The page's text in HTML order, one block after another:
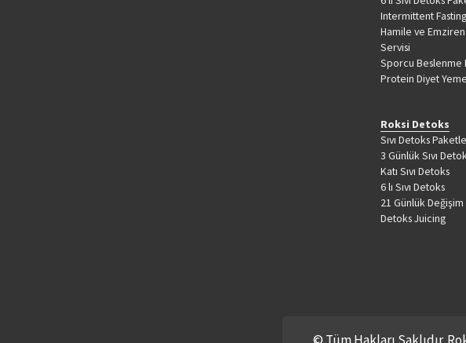
Intermittent
Hamile ve
Servisi
Sporcu Beslenme
Protein Diyet
Roksi Detoks
Sıvı Detoks
3 Günlük Sıvı
Katı Sıvı Detoks
6 lı Sıvı Detoks
21 Günlük
Detoks Juicing